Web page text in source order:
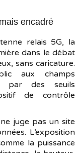
encadré
relais 5G, la
dans le débat
sans caricature.
aux champs
par des seuils
de contrôle
juge pas un site
L’exposition
la puissance